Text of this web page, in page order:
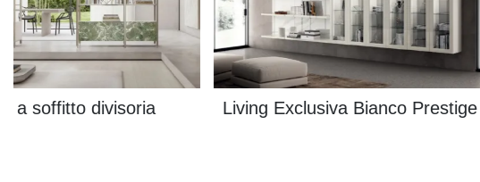
a soffitto divisoria Living Exclusiva Bianco Prestige